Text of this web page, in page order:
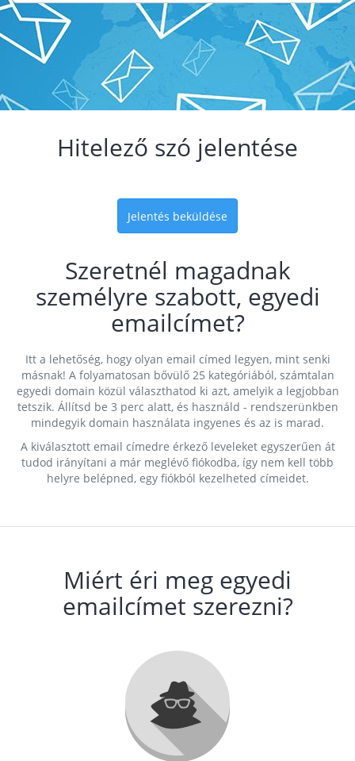
Hitelező szó jelentése
Jelentés beküldése
Szeretnél magadnak
személyre szabott, egyedi
emailcímet?
Itt a lehetőség, hogy olyan email címed legyen, mint senki
másnak! A folyamatosan bővülő 25 kategóriából, számtalan
egyedi domain közül választhatod ki azt, amelyik a legjobban
tetszik. Állítsd be 3 perc alatt, és használd - rendszerünkben
mindegyik domain használata ingyenes és az is marad.
A kiválasztott email címedre érkező leveleket egyszerűen át
tudod irányítani a már meglévő fiókodba, így nem kell több
helyre belépned, egy fiókból kezelheted címeidet.
Miért éri meg egyedi
emailcímet szerezni?